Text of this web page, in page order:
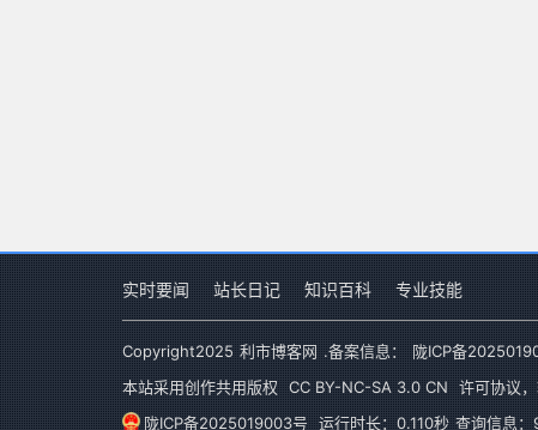
实时要闻 站长日记 知识百科 专业技能
Copyright2025 利市博客网 .备案信息： 陇ICP备
本站采用创作共用版权 CC BY-NC-SA 3.0 CN 许可协议
陇ICP备2025019003号 运行时长：0.110秒 查询信息：